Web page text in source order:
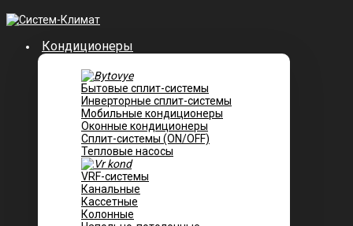
Кондиционеры
Бытовые сплит-системы
Инверторные сплит-системы
Мобильные кондиционеры
Оконные кондиционеры
Сплит-системы (ON/OFF)
Тепловые насосы
VRF-системы
Канальные
Касcетные
Колонные